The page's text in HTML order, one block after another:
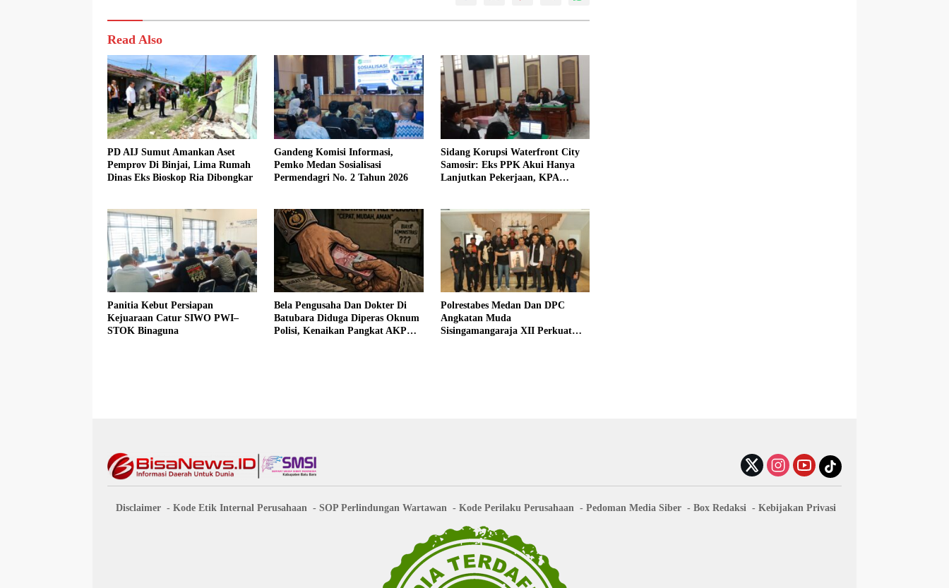
Read Also
PD AIJ Sumut Amankan Aset
Pemprov Di Binjai, Lima Rumah
Dinas Eks Bioskop Ria Dibongkar
Gandeng Komisi Informasi,
Pemko Medan Sosialisasi
Permendagri No. 2 Tahun 2026
Sidang Korupsi Waterfront City
Samosir: Eks PPK Akui Hanya
Lanjutkan Pekerjaan, KPA
Panitia Kebut Persiapan
Kejuaraan Catur SIWO PWI–
STOK Binaguna
Bela Pengusaha Dan Dokter Di
Batubara Diduga Diperas Oknum
Polisi, Kenaikan Pangkat AKP
Polrestabes Medan Dan DPC
Angkatan Muda
Sisingamangaraja XII Perkuat
Disclaimer Kode Etik Internal Perusahaan SOP Perlindungan Wartawan Kode Perilaku Perusahaan Pedoman Media Siber Box Redaksi Kebijakan Privasi